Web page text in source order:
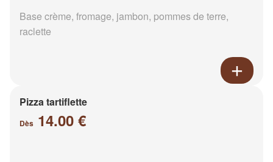
Base crème, fromage, jambon, pommes de terre,
raclette
Pizza tartiflette
Dès 14.00 €